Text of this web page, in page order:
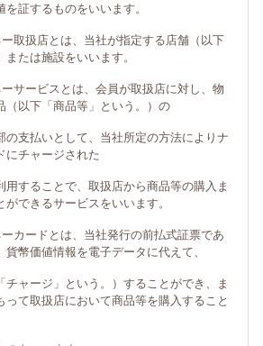
証するものをいいます。
ー取扱店とは、当社が指定する店舗（以下
または施設をいいます。
ーサービスとは、会員が取扱店に対し、物
（以下「商品等」という。）の
の支払いとして、当社所定の方法によりナ
にチャージされた
用することで、取扱店から商品等の購入ま
できるサービスをいいます。
ーカードとは、当社発行の前払式証票であ
幣価値情報を電子データに代えて、
チャージ」という。）することができ、ま
って取扱店において商品等を購入すること